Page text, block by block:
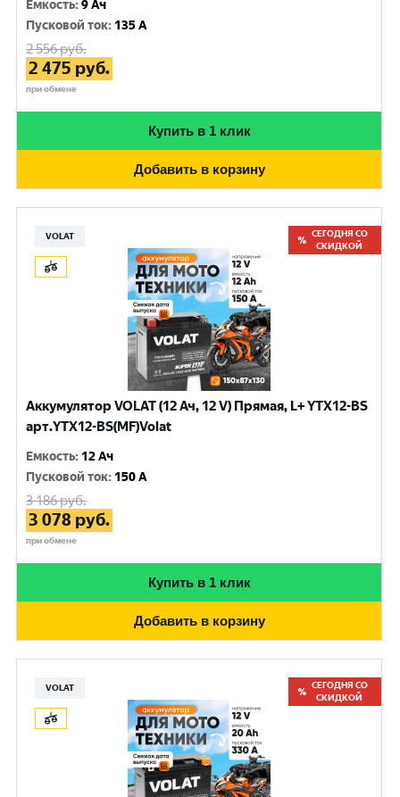
Емкость:9 Ач
Пусковой ток: 135 A
2 556руб.
2 475 руб.
при обмене
Купить в 1 клик
Добавить в корзину
VOLAT
СЕГОДНЯ СО
СКИДКОЙ
Аккумулятор VOLAT (12 Ач, 12 V) Прямая, L+ YTX12-BS
арт.YTX12-BS(MF)Volat
Емкость: 12 Ач
Пусковой ток: 150 A
3 186руб.
3 078 руб.
при обмене
Купить в 1 клик
Добавить в корзину
VOLAT
СЕГОДНЯ СО
СКИДКОЙ